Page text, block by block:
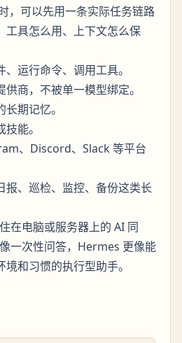
，可以先用一条实际任务链路
工具怎么用、上下文怎么保
运行命令、调用工具。
商，不被单一模型绑定。
期记忆。
能。
、Discord、Slack 等平台
报、巡检、监控、备份这类长
在电脑或服务器上的 AI 同
一次性问答，Hermes 更像能
和习惯的执行型助手。